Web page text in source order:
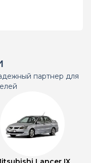
партнер для